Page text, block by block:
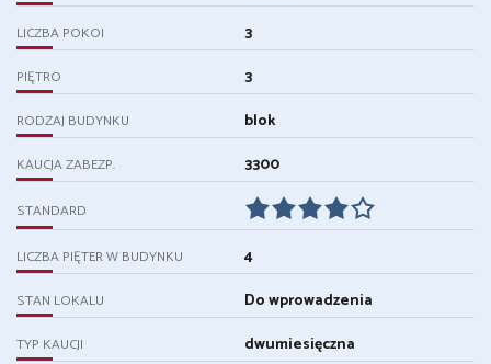
LICZBA POKOI 3
PIĘTRO 3
RODZAJ BUDYNKU blok
KAUCJA ZABEZP. 3300
STANDARD
LICZBA PIĘTER W BUDYNKU 4
STAN LOKALU Do wprowadzenia
TYP KAUCJI dwumiesięczna